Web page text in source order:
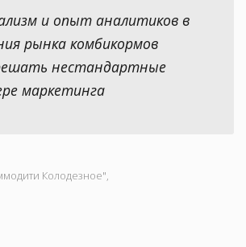
и опыт аналитиков в
рынка комбикормов
нестандартные
маркетинга
Колодезное",